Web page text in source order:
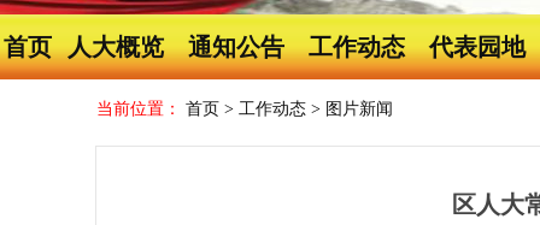
首页 人大概览 通知公告 工作动态 代表园地
当前位置： 首页 > 工作动态 > 图片新闻
区人大